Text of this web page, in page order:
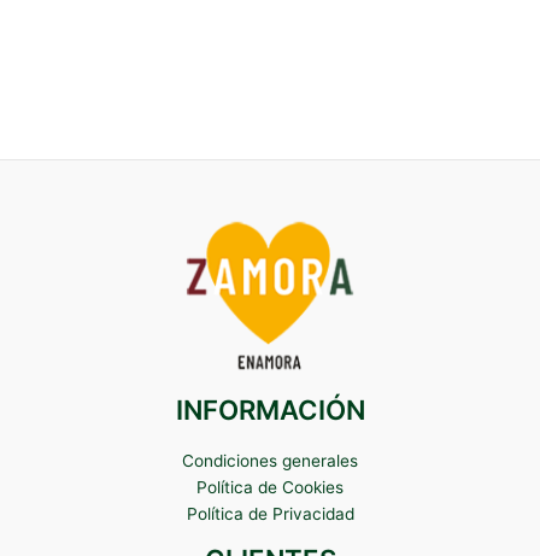
INFORMACIÓN
Condiciones generales
Política de Cookies
Política de Privacidad